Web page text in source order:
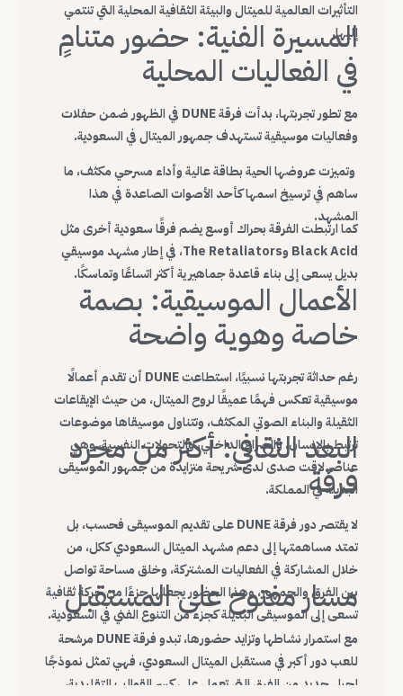
التأثيرات العالمية للميتال والبيئة الثقافية المحلية التي تنتمي
إليها.
المسيرة الفنية: حضور متنامٍ
في الفعاليات المحلية
مع تطور تجربتها، بدأت فرقة DUNE في الظهور ضمن حفلات
وفعاليات موسيقية تستهدف جمهور الميتال في السعودية.
وتميزت عروضها الحية بطاقة عالية وأداء مسرحي مكثف، ما
ساهم في ترسيخ اسمها كأحد الأصوات الصاعدة في هذا
المشهد.
كما ارتبطت الفرقة بحراك أوسع يضم فرقًا سعودية أخرى مثل
Black Acid وThe Retaliators، في إطار مشهد موسيقي
بديل يسعى إلى بناء قاعدة جماهيرية أكثر اتساعًا وتماسكًا.
الأعمال الموسيقية: بصمة
خاصة وهوية واضحة
رغم حداثة تجربتها نسبيًا، استطاعت DUNE أن تقدم أعمالًا
موسيقية تعكس فهمًا عميقًا لروح الميتال، من حيث الإيقاعات
الثقيلة والبناء الصوتي المكثف، وتتناول موسيقاها موضوعات
ترتبط بالإنسان، والصراع الداخلي، والتحولات النفسية، وهي
عناصر لاقت صدى لدى شريحة متزايدة من جمهور الموسيقى
البديلة في المملكة.
البعد الثقافي: أكثر من مجرد
فرقة
لا يقتصر دور فرقة DUNE على تقديم الموسيقى فحسب، بل
تمتد مساهمتها إلى دعم مشهد الميتال السعودي ككل، من
خلال المشاركة في الفعاليات المشتركة، وخلق مساحة تواصل
بين الفرق والجمهور، وهذا الحضور يجعلها جزءًا من حركة ثقافية
تسعى إلى الموسيقى البديلة كجزء من التنوع الفني في السعودية.
مسار مفتوح على المستقبل
مع استمرار نشاطها وتزايد حضورها، تبدو فرقة DUNE مرشحة
للعب دور أكبر في مستقبل الميتال السعودي، فهي تمثل نموذجًا
لجيل جديد من الفرق التي تعمل على كسر القوالب التقليدية،